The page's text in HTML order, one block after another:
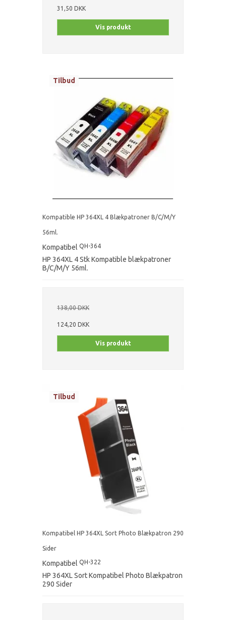
31,50 DKK
Vis produkt
Tilbud
Kompatible HP 364XL 4 Blækpatroner B/C/M/Y
56ml.
Kompatibel QH-364
HP 364XL 4 Stk Kompatible blækpatroner
B/C/M/Y 56ml.
138,00 DKK
124,20 DKK
Vis produkt
Tilbud
Kompatibel HP 364XL Sort Photo Blækpatron 290
Sider
Kompatibel QH-322
HP 364XL Sort Kompatibel Photo Blækpatron
290 Sider